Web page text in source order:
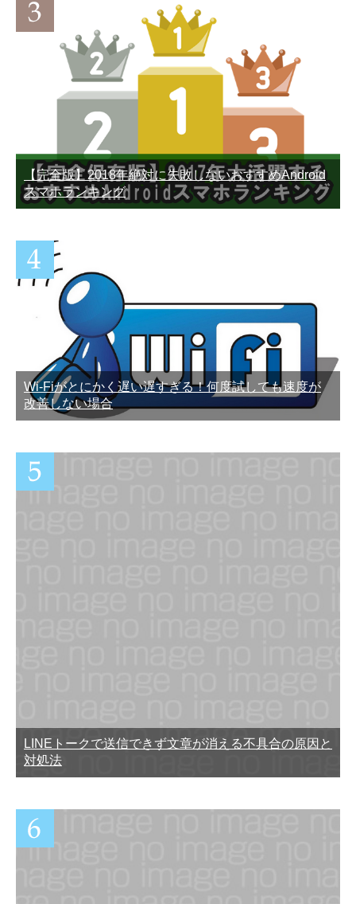
LINEスパムとは？どんな仕
組みになっているのか徹底
解説
れてるか確認する方法
【完全版】2018年絶対に失敗しないおすすめAndroid
スマホランキング
Wi-Fiがとにかく遅い遅すぎる！何度試しても速度が
改善しない場合
LINEトークで送信できず文章が消える不具合の原因と
対処法